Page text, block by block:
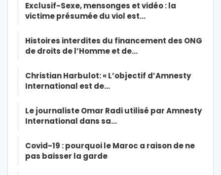
Exclusif-Sexe, mensonges et vidéo : la
victime présumée du viol est…
Histoires interdites du financement des ONG
de droits de l’Homme et de…
Christian Harbulot: « L’objectif d’Amnesty
International est de…
Le journaliste Omar Radi utilisé par Amnesty
International dans sa…
Covid-19 : pourquoi le Maroc a raison de ne
pas baisser la garde